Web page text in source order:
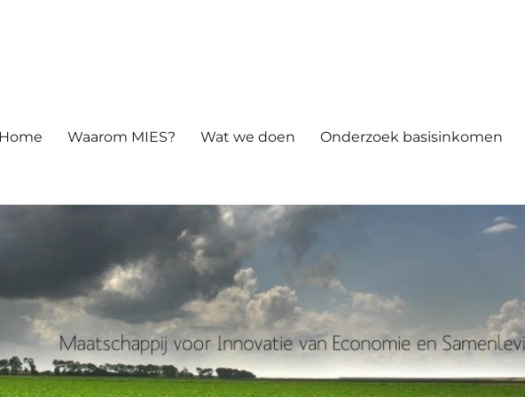
Home Waarom MIES? Wat we doen Onderzoek basisinkomen